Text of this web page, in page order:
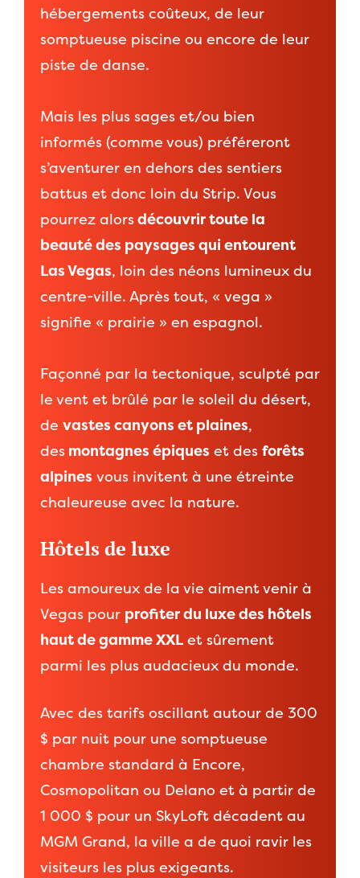
hébergements coûteux, de leur
somptueuse piscine ou encore de leur
piste de danse.
Mais les plus sages et/ou bien
informés (comme vous) préféreront
s’aventurer en dehors des sentiers
battus et donc loin du Strip. Vous
pourrez alorsdécouvrir toute la
beauté des paysages qui entourent
Las Vegas, loin des néons lumineux du
centre-ville. Après tout, « vega »
signifie « prairie » en espagnol.
Façonné par la tectonique, sculpté par
le vent et brûlé par le soleil du désert,
de vastes canyons et plaines,
des montagnes épiques et des forêts
alpines vous invitent à une étreinte
chaleureuse avec la nature.
Hôtels de luxe
Les amoureux de la vie aiment venir à
Vegas pour profiter du luxe des hôtels
haut de gamme XXL et sûrement
parmi les plus audacieux du monde.
Avec des tarifs oscillant autour de 300
$ par nuit pour une somptueuse
chambre standard à Encore,
Cosmopolitan ou Delano et à partir de
1 000 $ pour un SkyLoft décadent au
MGM Grand, la ville a de quoi ravir les
visiteurs les plus exigeants.